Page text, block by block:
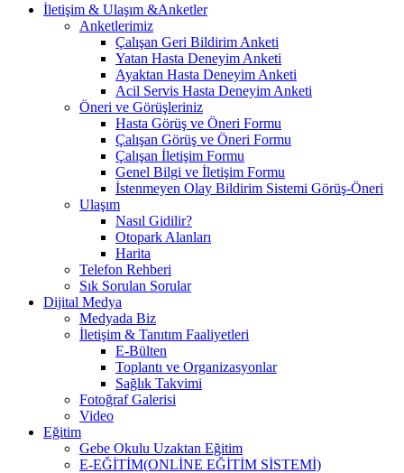
İletişim & Ulaşım &Anketler
Anketlerimiz
Çalışan Geri Bildirim Anketi
Yatan Hasta Deneyim Anketi
Ayaktan Hasta Deneyim Anketi
Acil Servis Hasta Deneyim Anketi
Öneri ve Görüşleriniz
Hasta Görüş ve Öneri Formu
Çalışan Görüş ve Öneri Formu
Çalışan İletişim Formu
Genel Bilgi ve İletişim Formu
İstenmeyen Olay Bildirim Sistemi Görüş-Öneri
Ulaşım
Nasıl Gidilir?
Otopark Alanları
Harita
Telefon Rehberi
Sık Sorulan Sorular
Dijital Medya
Medyada Biz
İletişim & Tanıtım Faaliyetleri
E-Bülten
Toplantı ve Organizasyonlar
Sağlık Takvimi
Fotoğraf Galerisi
Video
Eğitim
Gebe Okulu Uzaktan Eğitim
E-EĞİTİM(ONLİNE EĞİTİM SİSTEMİ)